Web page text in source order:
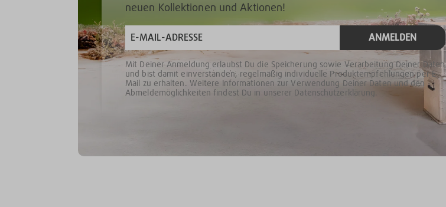
neuen Kollektionen und Aktionen!
ANMELDEN
Mit Deiner Anmeldung erlaubst Du die Speicherung sowie Verarbeitung Deiner Daten
und bist damit einverstanden, regelmäßig individuelle Produktempfehlungen per E-
Mail zu erhalten. Weitere Informationen zur Verwendung Deiner Daten und den
Abmeldemöglichkeiten findest Du in unserer Datenschutzerklärung.